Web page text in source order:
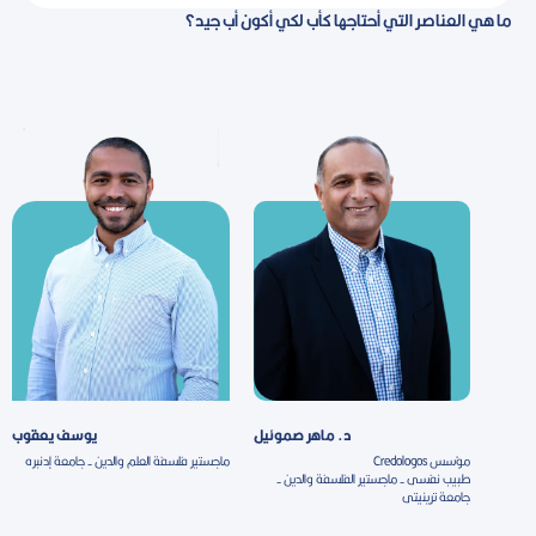
ما هي العناصر التي أحتاجها كأب لكي أكون أب جيد؟
د. ماهر صموئيل
مؤسس Credologos
طبيب نفسى - ماجستير الفلسفة والدين -
جامعة ترينيتى
يوسف يعقوب
ماجستير فلسفة العلم والدين - جامعة إدنبره